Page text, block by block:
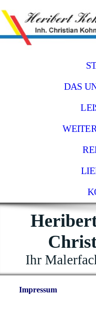
DAS
Ihr
Impressum